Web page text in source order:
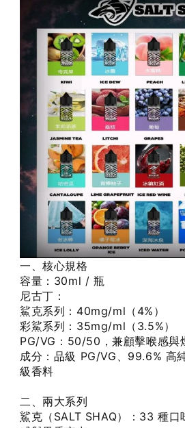
一、核心規格
容量：30ml / 瓶
尼古丁：
鯊克系列：40mg/ml（4%）
彩鯊系列：35mg/ml（3.5%）
PG/VG：50/50，兼顧擊喉感與
成分：品級 PG/VG、99.6% 高
級香料
二、兩大系列
鯊克（SALT SHAQ）：33 種